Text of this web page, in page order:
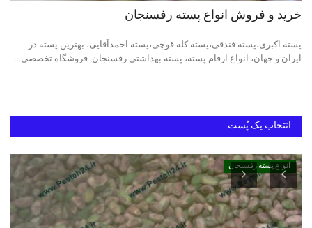
بهترین پسته ایران
خرید و فروش انواع پسته رفسنجان
پسته اکبری،پسته فندقی،پسته کله قوچی،پسته احمدآقایی، بهترین پسته در
ایران و جهان، انواع ارقام پسته، پسته بهداشتی رفسنجان, فروشگاه تخصصی...
انتخاب یک پُست
انواع پسته رفسنجان